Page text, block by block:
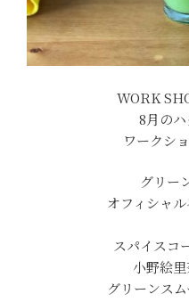
WORK
8月の
ワークシ
グリー
オフィシャ
スパイスコ
小野絵
グリーンスム